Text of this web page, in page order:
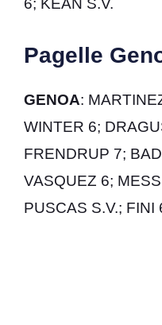
Pagelle
GENOA:
WINTER 6;
FRENDRUP 7;
VASQUEZ 6;
PUSCAS S.V.; FINI